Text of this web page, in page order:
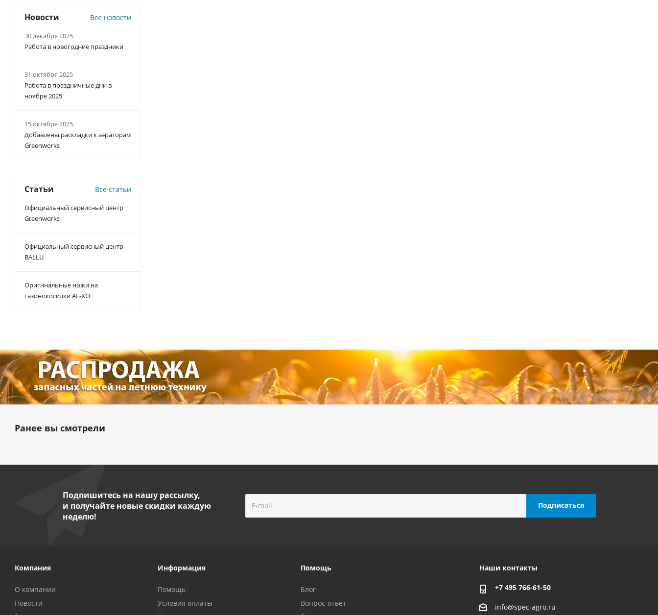
Новости Все новости
30 декабря 2025
Работа в новогодние праздники
31 октября 2025
Работа в праздничные дни в
ноябре 2025
15 октября 2025
Добавлены раскладки к аэраторам
Greenworks
Статьи Все статьи
Официальный сервисный центр
Greenworks
Официальный сервисный центр
BALLU
Оригинальные ножи на
газонокосилки AL-KO
Ранее вы смотрели
Подпишитесь на нашу рассылку,
и получайте новые скидки каждую
неделю!
Компания
О компании
Новости
Информация
Помощь
Условия оплаты
Помощь
Блог
Вопрос-ответ
Наши контакты
+7 495 766-61-50
info@spec-agro.ru